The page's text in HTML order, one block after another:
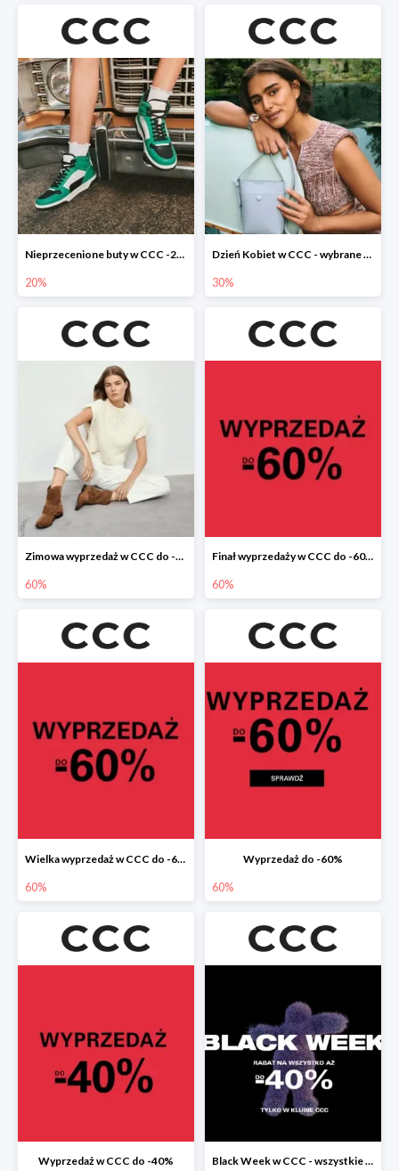
Nieprzecenione buty w CCC -20%
20%
Dzień Kobiet w CCC - wybrane torebki i buty do -30%
30%
Zimowa wyprzedaż w CCC do -60%
60%
Finał wyprzedaży w CCC do -60%
60%
Wielka wyprzedaż w CCC do -60%
60%
Wyprzedaż do -60%
60%
Wyprzedaż w CCC do -40% Black Week w CCC - wszystkie produkty do -40%